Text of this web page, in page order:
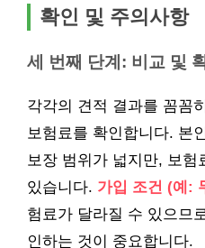
확인 및 주의사항
세 번째 단계: 비교 및
각각의 견적 결과를 꼼꼼
보험료를 확인합니다. 본
보장 범위가 넓지만, 보험
있습니다. 가입 조건 (예:
험료가 달라질 수 있으므
인하는 것이 중요합니다.